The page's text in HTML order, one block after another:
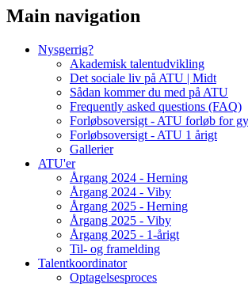
Main navigation
Nysgerrig?
Akademisk talentudvikling
Det sociale liv på ATU | Midt
Sådan kommer du med på ATU
Frequently asked questions (FAQ)
Forløbsoversigt - ATU forløb for
Forløbsoversigt - ATU 1 årigt
Gallerier
ATU'er
Årgang 2024 - Herning
Årgang 2024 - Viby
Årgang 2025 - Herning
Årgang 2025 - Viby
Årgang 2025 - 1-årigt
Til- og framelding
Talentkoordinator
Optagelsesproces